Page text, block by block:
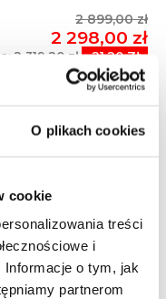
O plikach cookies
cookie
treści
i
o tym, jak
partnerom
2 899,00 zł
2 298,00 zł
2 319,20 zł -21,20 ZŁ
-25%